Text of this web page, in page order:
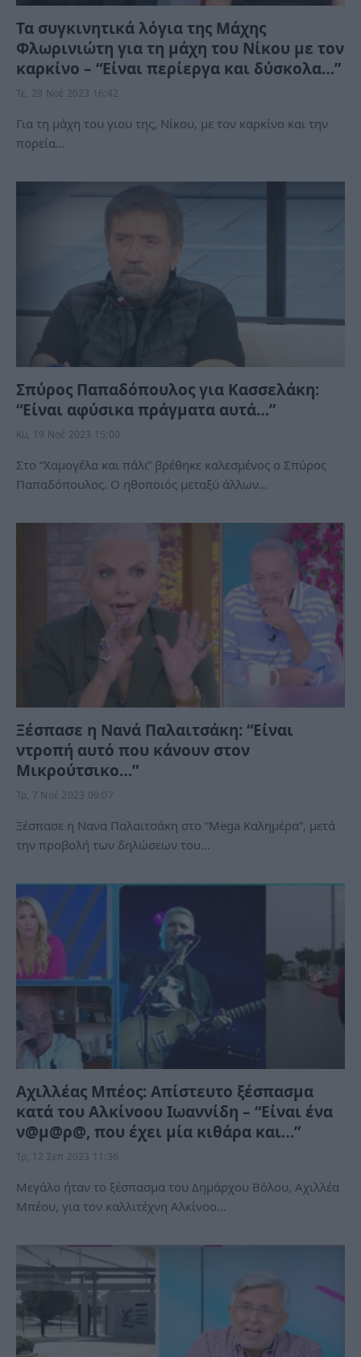
Τα συγκινητικά λόγια της Μάχης
Φλωρινιώτη για τη μάχη του Νίκου με τον
καρκίνο – “Είναι περίεργα και δύσκολα…”
Τε, 29 Νοέ 2023 16:42
Για τη μάχη του γιου της, Νίκου, με τον καρκίνο και την
πορεία…
Σπύρος Παπαδόπουλος για Κασσελάκη:
“Είναι αφύσικα πράγματα αυτά…”
Κυ, 19 Νοέ 2023 15:00
Στο “Χαμογέλα και πάλι” βρέθηκε καλεσμένος ο Σπύρος
Παπαδόπουλος. Ο ηθοποιός μεταξύ άλλων…
Ξέσπασε η Νανά Παλαιτσάκη: “Είναι
ντροπή αυτό που κάνουν στον
Μικρούτσικο…”
Τρ, 7 Νοέ 2023 09:07
Ξέσπασε η Νανα Παλαιτσάκη στο “Mega Καλημέρα”, μετά
την προβολή των δηλώσεων του…
Αχιλλέας Μπέος: Απίστευτο ξέσπασμα
κατά του Αλκίνοου Ιωαννίδη – “Είναι ένα
ν@μ@ρ@, που έχει μία κιθάρα και…”
Τρ, 12 Σεπ 2023 11:36
Μεγάλο ήταν το ξέσπασμα του Δημάρχου Βόλου, Αχιλλέα
Μπέου, για τον καλλιτέχνη Αλκίνοο…